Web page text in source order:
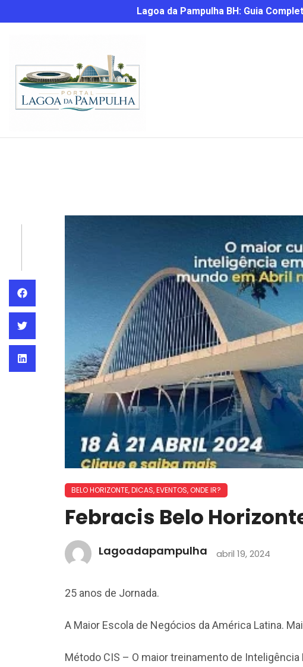
Lagoa da Pampulha BH: Guia
BELO HORIZONTE,DICAS,EVENTOS, ONDE IR?
Febracis Belo
Lagoadapampulha abril 19, 2024
25 anos de Jornada.
A Maior Escola de Negócios da América Latina.
Método CIS – O maior treinamento de